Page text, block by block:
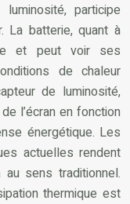
participe
La batterie, quant à
et peut voir ses
de chaleur
de luminosité,
l’écran en fonction
énergétique. Les
actuelles rendent
sens traditionnel.
thermique est